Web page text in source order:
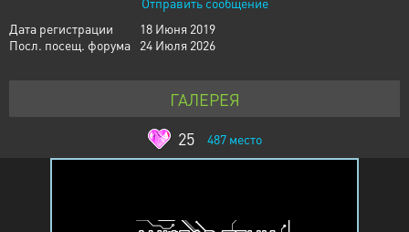
Дата регистрации
18 Июня 2019
Посл. посещ. форума
24 Июля 2026
ГАЛЕРЕЯ
25
487место